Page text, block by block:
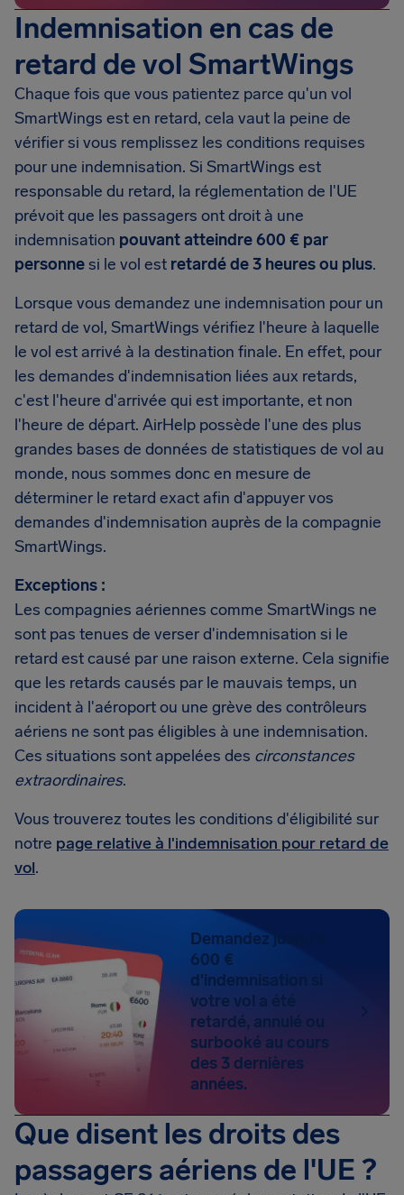
Indemnisation en cas de
retard de vol SmartWings
Chaque fois que vous patientez parce qu'un vol
SmartWings est en retard, cela vaut la peine de
vérifier si vous remplissez les conditions requises
pour une indemnisation. Si SmartWings est
responsable du retard, la réglementation de l'UE
prévoit que les passagers ont droit à une
indemnisation pouvant atteindre 600 € par
personnesi le vol est retardé de 3 heures ou plus.
Lorsque vous demandez une indemnisation pour un
retard de vol, SmartWings vérifiez l'heure à laquelle
le vol est arrivé à la destination finale. En effet, pour
les demandes d'indemnisation liées aux retards,
c'est l'heure d'arrivée qui est importante, et non
l'heure de départ. AirHelp possède l'une des plus
grandes bases de données de statistiques de vol au
monde, nous sommes donc en mesure de
déterminer le retard exact afin d'appuyer vos
demandes d'indemnisation auprès de la compagnie
SmartWings.
Exceptions :
Les compagnies aériennes comme SmartWings ne
sont pas tenues de verser d'indemnisation si le
retard est causé par une raison externe. Cela signifie
que les retards causés par le mauvais temps, un
incident à l'aéroport ou une grève des contrôleurs
aériens ne sont pas éligibles à une indemnisation.
Ces situations sont appelées des circonstances
extraordinaires.
Vous trouverez toutes les conditions d'éligibilité sur
notre page relative à l'indemnisation pour retard de
vol.
Demandez jusqu'à
600 €
d'indemnisation si
votre vol a été
retardé, annulé ou
surbooké au cours
des 3 dernières
années.
Que disent les droits des
passagers aériens de l'UE ?